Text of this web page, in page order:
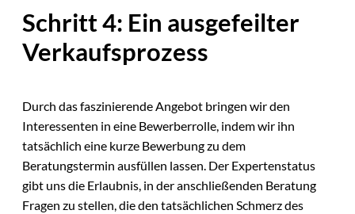
Schritt 4: Ein ausgefeilter
Verkaufsprozess
Durch das faszinierende Angebot bringen wir den
Interessenten in eine Bewerberrolle, indem wir ihn
tatsächlich eine kurze Bewerbung zu dem
Beratungstermin ausfüllen lassen. Der Expertenstatus
gibt uns die Erlaubnis, in der anschließenden Beratung
Fragen zu stellen, die den tatsächlichen Schmerz des